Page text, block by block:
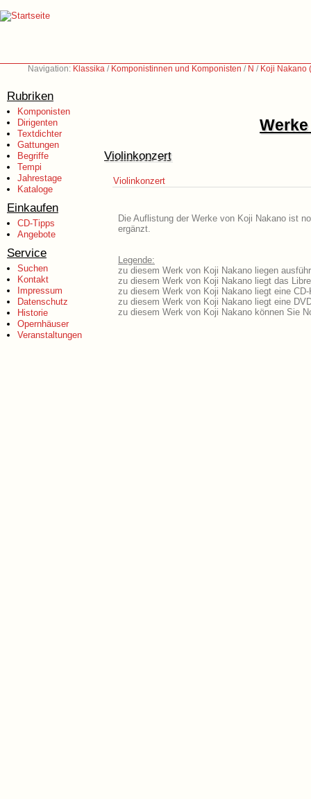
Navigation: Klassika / Komponistinnen und Komponisten / N / Koji Nakano
Rubriken
Komponisten
Dirigenten
Textdichter
Gattungen
Begriffe
Tempi
Jahrestage
Kataloge
Einkaufen
CD-Tipps
Angebote
Service
Suchen
Kontakt
Impressum
Datenschutz
Historie
Opernhäuser
Veranstaltungen
Violinkonzert
Violinkonzert
Die Auflistung der Werke von Koji Nakano ist
ergänzt.
Legende:
zu diesem Werk von Koji Nakano liegen
zu diesem Werk von Koji Nakano liegt das
zu diesem Werk von Koji Nakano liegt eine
zu diesem Werk von Koji Nakano liegt eine
zu diesem Werk von Koji Nakano können Sie